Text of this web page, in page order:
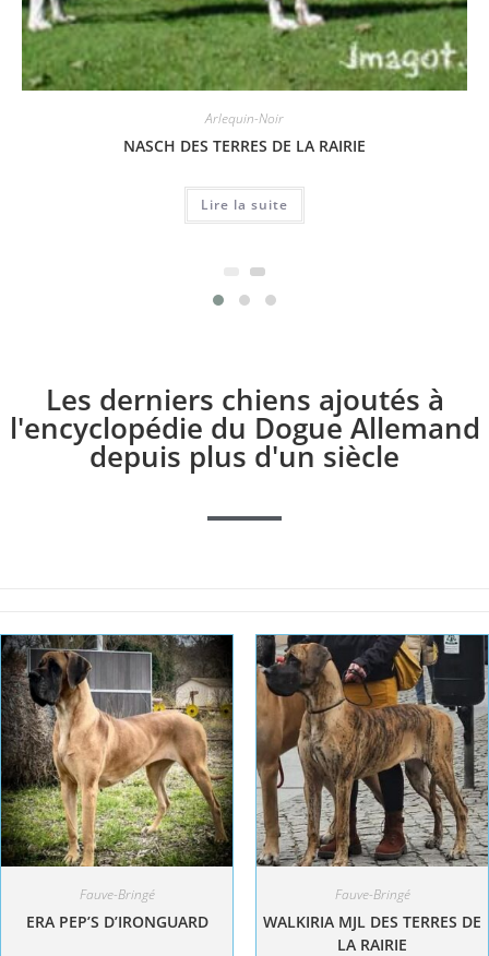
Arlequin-Noir
NASCH DES TERRES DE LA RAIRIE
Lire la suite
Les derniers chiens ajoutés à
l'encyclopédie du Dogue Allemand
depuis plus d'un siècle
Fauve-Bringé
ERA PEP’S D’IRONGUARD
Fauve-Bringé
WALKIRIA MJL DES TERRES DE
LA RAIRIE